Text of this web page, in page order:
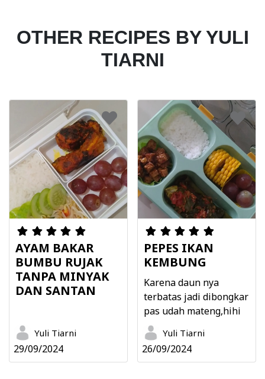
OTHER RECIPES BY YULI
TIARNI
AYAM BAKAR
BUMBU RUJAK
TANPA MINYAK
DAN SANTAN
Yuli Tiarni
29/09/2024
PEPES IKAN
KEMBUNG
Karena daun nya
terbatas jadi dibongkar
pas udah mateng,hihi
Yuli Tiarni
26/09/2024